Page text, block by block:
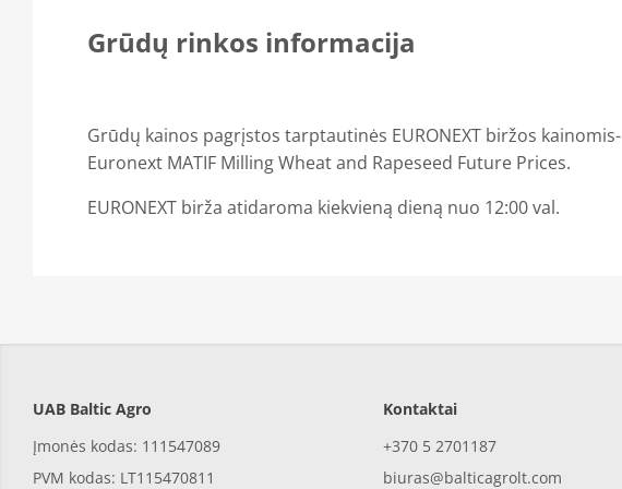
Grūdų rinkos informacija
Grūdų kainos pagrįstos tarptautinės EURONEXT biržos kainomis-
Euronext MATIF Milling Wheat and Rapeseed Future Prices.
EURONEXT birža atidaroma kiekvieną dieną nuo 12:00 val.
UAB Baltic Agro
Įmonės kodas: 111547089
PVM kodas: LT115470811
Kontaktai
+370 5 2701187
biuras@balticagrolt.com